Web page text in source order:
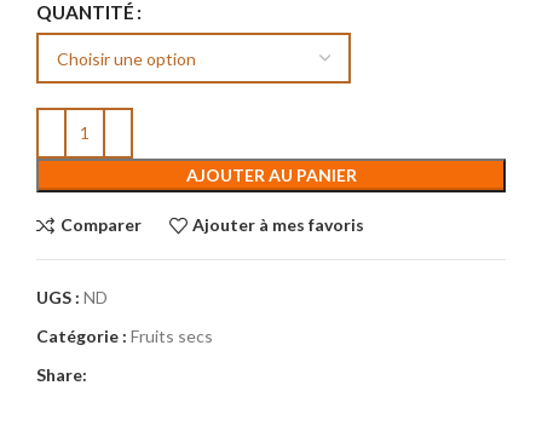
QUANTITÉ
AJOUTER AU PANIER
Comparer Ajouter à mes favoris
UGS : ND
Catégorie : Fruits secs
Share: